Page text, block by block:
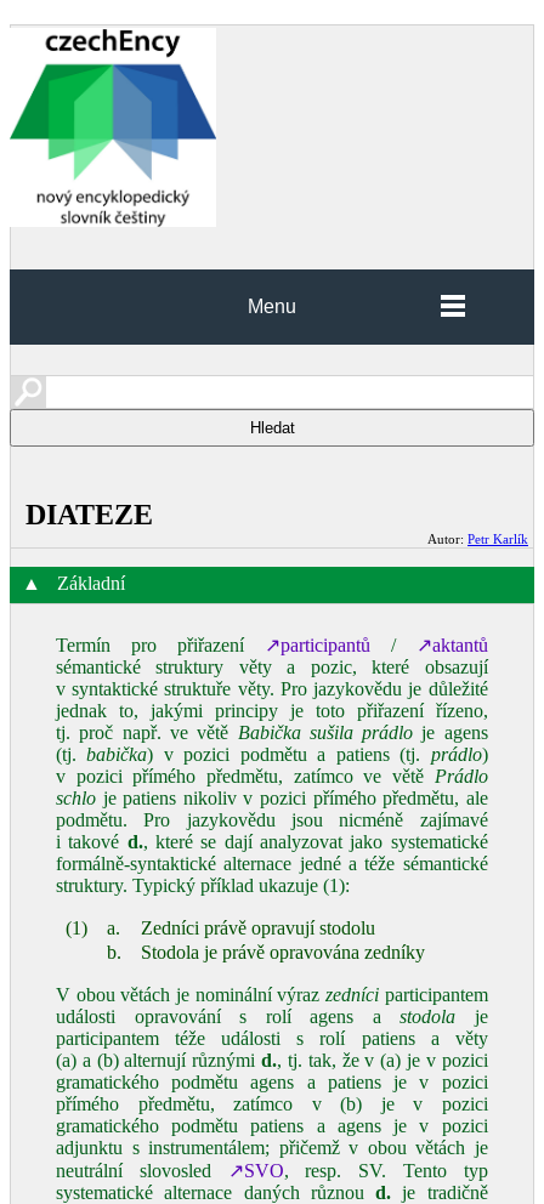
Menu
DIATEZE
Autor: Petr Karlík
▲ Základní
Termín pro přiřazení ↗participantů /
↗aktantů
sémantické struktury věty a pozic, které obsazují
v syntaktické struktuře věty. Pro jazykovědu je důležité
jednak to, jakými principy je toto přiřazení řízeno,
tj. proč např. ve větě Babička sušila prádlo je agens
(tj.babička) v pozici podmětu a patiens (tj. prádlo)
v pozici přímého předmětu, zatímco ve větě Prádlo
schlo je patiens nikoliv v pozici přímého předmětu, ale
podmětu. Pro jazykovědu jsou nicméně zajímavé
i takové d., které se dají analyzovat jako systematické
formálně‑syntaktické alternace jedné a téže sémantické
struktury. Typický příklad ukazuje (1):
(1) a.
Zedníci právě opravují stodolu
b.
Stodola je právě opravována zedníky
V obou větách je nominální výrazzedníci participantem
události opravování s rolí agens astodola je
participantem téže události s rolí patiens a věty
(a) a (b) alternují různýmid., tj. tak, že v (a) je v pozici
gramatického podmětu agens a patiens je v pozici
přímého předmětu, zatímco v (b) je v pozici
gramatického podmětu patiens a agens je v pozici
adjunktu s instrumentálem; přičemž v obou větách je
neutrální slovosled
↗SVO, resp. SV. Tento typ
systematické alternace daných různoud. je tradičně